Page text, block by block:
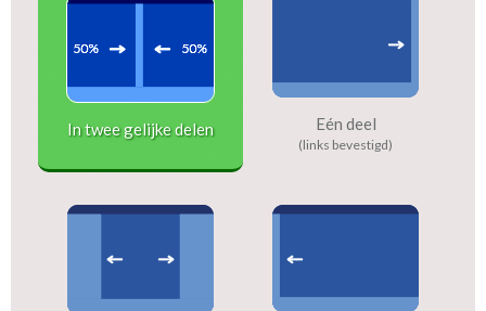
In twee gelijke delen Eén deel
(links bevestigd)